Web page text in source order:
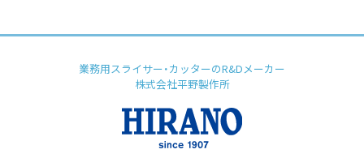
業務用スライサー・カッターのR&Dメーカー
株式会社平野製作所